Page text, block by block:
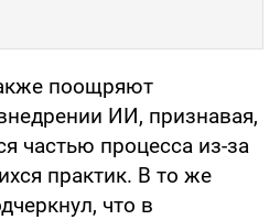
поощряют
ИИ, признавая,
частью процесса из-за
практик. В то же
что в